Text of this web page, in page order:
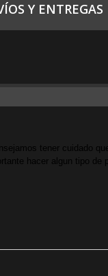
Y ENTREGAS
tener cuidado
hacer algun tipo de